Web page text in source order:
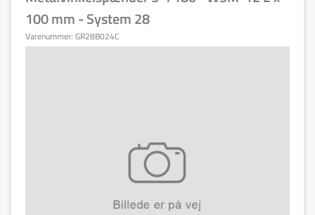
100 mm - System 28
Varenummer: GR28B024C